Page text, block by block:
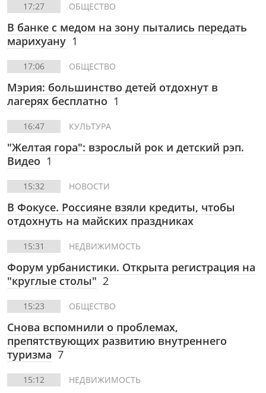
17:27 ОБЩЕСТВО
В банке с медом на зону пытались передать
марихуану 1
17:06 ОБЩЕСТВО
Мэрия: большинство детей отдохнут в
лагерях бесплатно 1
16:47 КУЛЬТУРА
"Желтая гора": взрослый рок и детский рэп.
Видео 1
15:32 НОВОСТИ
В Фокусе. Россияне взяли кредиты, чтобы
отдохнуть на майских праздниках
15:31 НЕДВИЖИМОСТЬ
Форум урбанистики. Открыта регистрация на
"круглые столы" 2
15:23 ОБЩЕСТВО
Снова вспомнили о проблемах,
препятствующих развитию внутреннего
туризма 7
15:12 НЕДВИЖИМОСТЬ